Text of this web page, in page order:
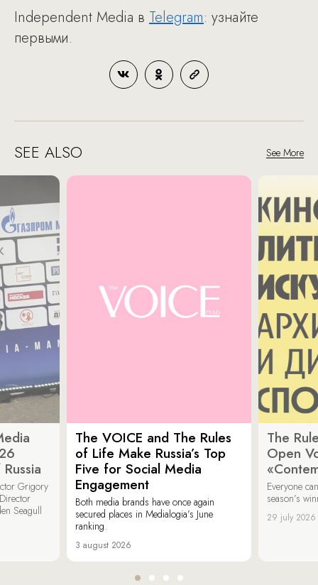
Independent Media в Telegram: узнайте
первыми.​
SEE ALSO See More
Grigory
Seagull
The VOICE and The Rules
of Life Make Russia’s Top
Five for Social Media
Engagement
Both media brands have once again
secured places in Medialogia’s June
ranking.
3 august 2026
The
Open
Everyone
season’s
29 july 2026